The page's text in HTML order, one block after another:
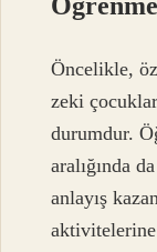
Öncelikle,
zeki
durumdur.
aralığında
anlayış
aktivitelerine